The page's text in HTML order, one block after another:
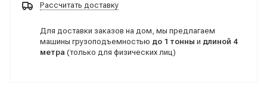
Рассчитать доставку
Для доставки заказов на дом, мы предлагаем
машины грузоподъемностью до 1 тонны и длиной 4
метра (только для физических лиц)